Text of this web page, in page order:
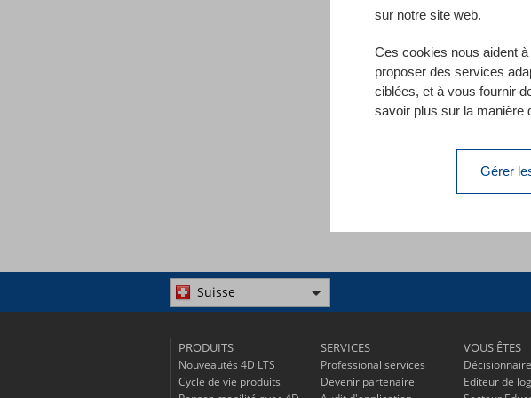
Suisse
PRODUITS
Nouveautés 4D LTS
Cycle de vie produits
SERVICES
Professional services
Devenir partenaire
VOUS ÊTES
Décisionnaire
Editeur de
sur notre site web.
Ces cookies nous aident
proposer des services
ciblées, et à vous fournir
savoir plus sur la manière
Gérer